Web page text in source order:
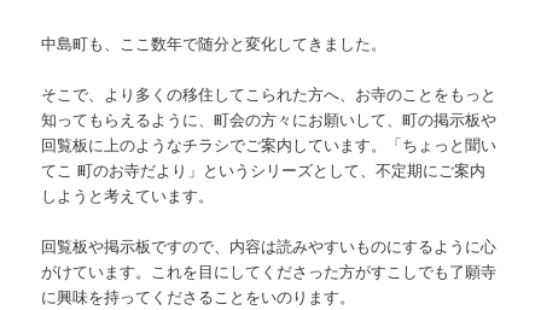
中島町も、ここ数年で随分と変化してきました。
そこで、より多くの移住してこられた方へ、お寺のことをもっと
知ってもらえるように、町会の方々にお願いして、町の掲示板や
回覧板に上のようなチラシでご案内しています。「ちょっと聞い
てこ 町のお寺だより」というシリーズとして、不定期にご案内
しようと考えています。
回覧板や掲示板ですので、内容は読みやすいものにするように心
がけています。これを目にしてくださった方がすこしでも了願寺
に興味を持ってくださることをいのります。